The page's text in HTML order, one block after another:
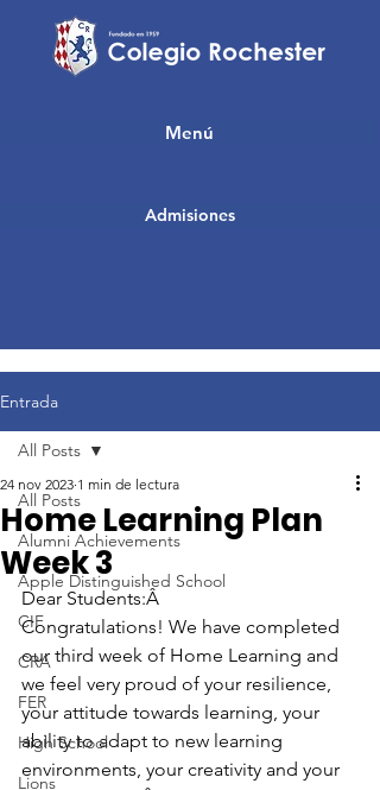
Admisiones
Menú
Entrada
All Posts
Alumni Achievements
Apple Distinguished School
CIF
CRA
FER
High School
Lions
All Posts
Home Learning Plan
Week 3
24 nov 2023 1 min de lectura
Dear Students:Â
Congratulations! We have completed
our third week of Home Learning and
we feel very proud of your resilience,
your attitude towards learning, your
ability to adapt to new learning
environments, your creativity and your